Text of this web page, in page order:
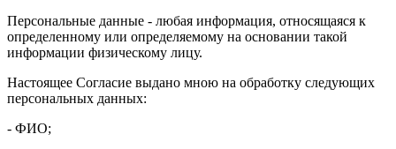
Персональные данные - любая информация, относящаяся к
определенному или определяемому на основании такой
информации физическому лицу.
Настоящее Согласие выдано мною на обработку следующих
персональных данных:
- ФИО;